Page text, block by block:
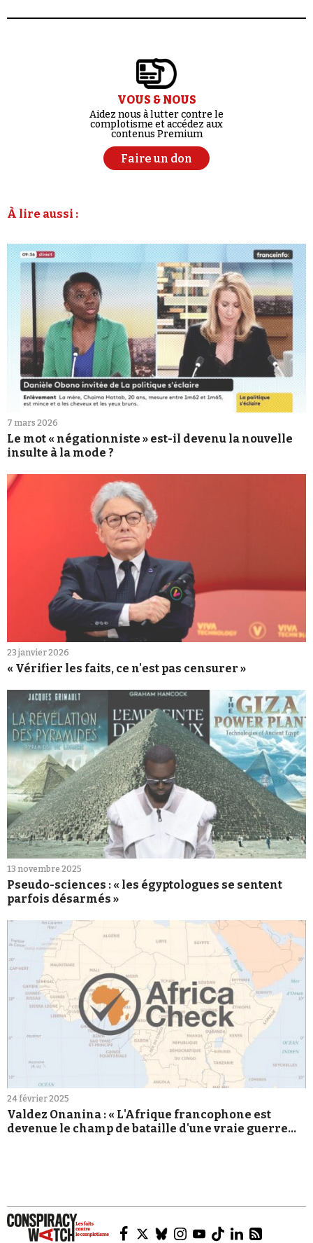
VOUS & NOUS
Aidez nous à lutter contre le
complotisme et accédez aux
contenus Premium
Faire un don
À lire aussi :
7 mars 2026
Le mot « négationniste » est-il devenu la nouvelle
insulte à la mode ?
23 janvier 2026
« Vérifier les faits, ce n'est pas censurer »
13 novembre 2025
Pseudo-sciences : « les égyptologues se sentent
parfois désarmés »
24 février 2025
Valdez Onanina : « L'Afrique francophone est
devenue le champ de bataille d'une vraie guerre